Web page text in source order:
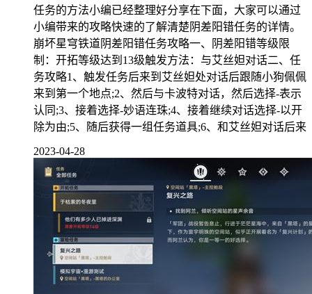
任务的方法小编已经整理好分享在下面，大家可以通过
小编带来的攻略快速的了解清楚阴差阳错任务的详情。
崩坏星穹铁道阴差阳错任务攻略一、阴差阳错等级限
制：开拓等级达到13级触发方法：与艾丝妲对话二、任
务攻略1、触发任务后来到艾丝妲处对话后跟随小狗佩佩
来到第一个地点;2、然后与卡波特对话，然后选择-表示
认同;3、接着选择-妙语连珠;4、接着继续对话选择-以开
除为由;5、随后获得一组任务道具;6、和艾丝妲对话后来
2023-04-28